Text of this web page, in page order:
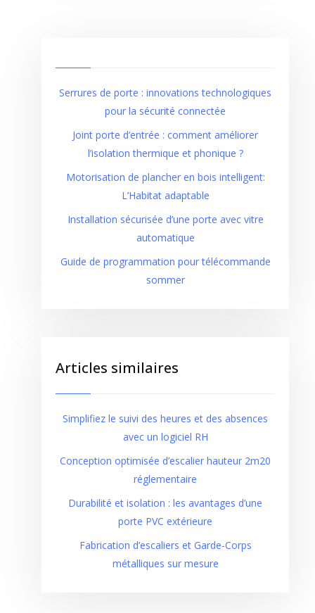
Serrures de porte : innovations technologiques
pour la sécurité connectée
Joint porte d’entrée : comment améliorer
l’isolation thermique et phonique ?
Motorisation de plancher en bois intelligent:
L’Habitat adaptable
Installation sécurisée d’une porte avec vitre
automatique
Guide de programmation pour télécommande
sommer
Articles similaires
Simplifiez le suivi des heures et des absences
avec un logiciel RH
Conception optimisée d’escalier hauteur 2m20
réglementaire
Durabilité et isolation : les avantages d’une
porte PVC extérieure
Fabrication d’escaliers et Garde-Corps
métalliques sur mesure